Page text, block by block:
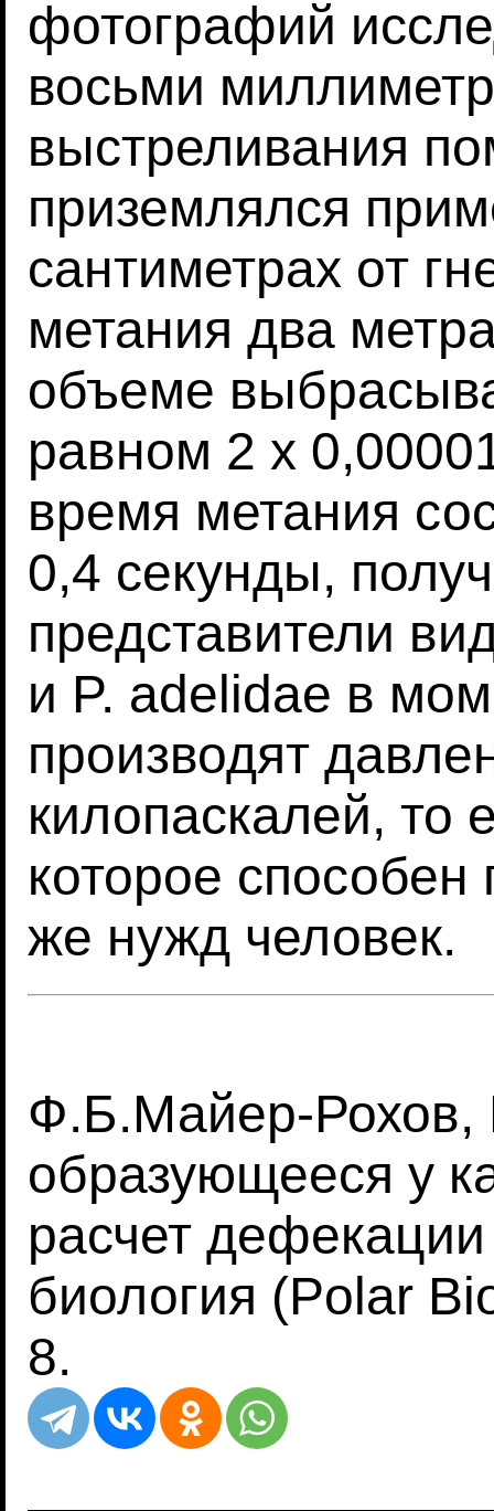
фотографий
восьми
выстреливания
приземлялся
сантиметрах от
метания два
объеме
равном 2 х
время метания
0,4 секунды,
представители
и P. adelidae в
производят
килопаскалей, то
которое способен
же нужд человек.
Ф.Б.Майер-Рохов,
образующееся у
расчет
биология (Polar
8.